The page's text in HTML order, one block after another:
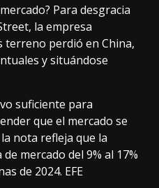
Para desgracia
la empresa
terreno perdió en China,
y situándose
suficiente para
que el mercado se
nota refleja que la
mercado del 9% al 17%
de 2024. EFE